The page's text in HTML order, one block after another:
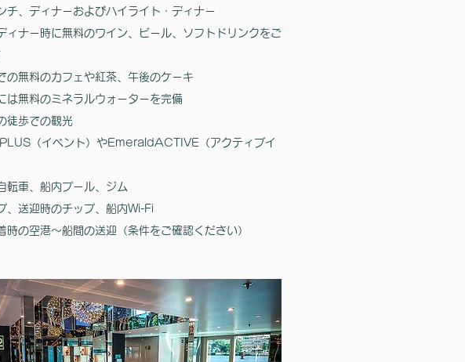
ファ
ルク
サン
での
スで
され
チ、ディナーおよびハイライト・ディナー
ィナー時に無料のワイン、ビール、ソフトドリンクをご
の無料のカフェや紅茶、午後のケーキ
は無料のミネラルウォーターを完備
徒歩での観光
（イベント）やEmeraldACTIVE（アクティブイ
転車、船内プール、ジム
、送迎時のチップ、船内Wi-Fi
時の空港～船間の送迎（条件をご確認ください）